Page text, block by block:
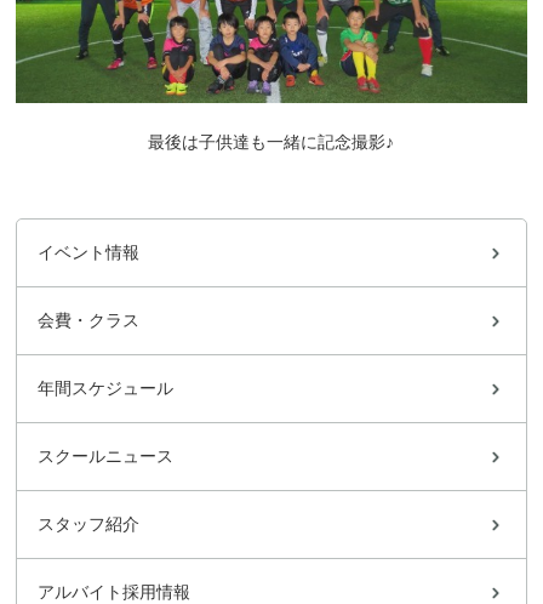
最後は子供達も一緒に記念撮影♪
イベント情報
会費・クラス
年間スケジュール
スクールニュース
スタッフ紹介
アルバイト採用情報